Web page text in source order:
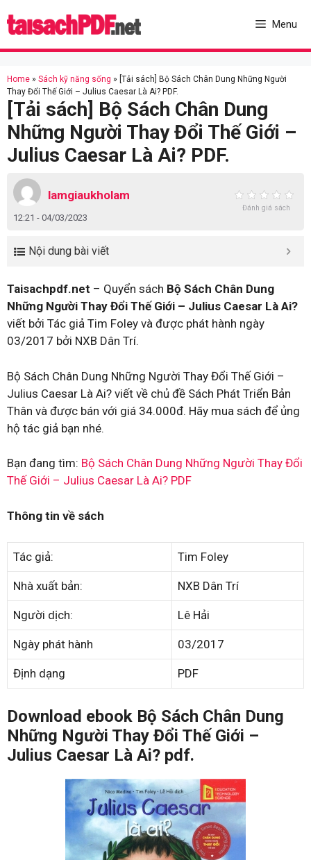
to
Menu
Home » Sách kỹ năng sống » [Tải sách] Bộ Sách Chân Dung Những Người
Thay Đổi Thế Giới – Julius Caesar Là Ai? PDF.
[Tải sách] Bộ Sách Chân Dung
Những Người Thay Đổi Thế Giới –
Julius Caesar Là Ai? PDF.
lamgiaukholam
12:21 - 04/03/2023
Đánh giá sách
Nội dung bài viết
Taisachpdf.net – Quyển sách Bộ Sách Chân Dung
Những Người Thay Đổi Thế Giới – Julius Caesar Là Ai?
viết bởi Tác giả Tim Foley và được phát hành ngày
03/2017 bởi NXB Dân Trí.
Bộ Sách Chân Dung Những Người Thay Đổi Thế Giới –
Julius Caesar Là Ai? viết về chủ đề Sách Phát Triển Bản
Thân và được bán với giá 34.000đ. Hãy mua sách để ủng
hộ tác giả bạn nhé.
Bạn đang tìm: Bộ Sách Chân Dung Những Người Thay Đổi
Thế Giới – Julius Caesar Là Ai? PDF
Thông tin về sách
Tác giả: Tim Foley
Nhà xuất bản: NXB Dân Trí
Người dịch: Lê Hải
Ngày phát hành 03/2017
Định dạng PDF
Download ebook Bộ Sách Chân Dung
Những Người Thay Đổi Thế Giới –
Julius Caesar Là Ai? pdf.